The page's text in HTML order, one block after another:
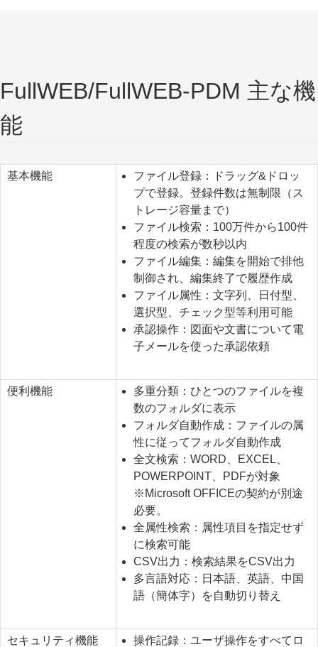
FullWEB/FullWEB-PDM 主な機
能
基本機能
ファイル登録：ドラッグ&ドロッ
プで登録。登録件数は無制限（ス
トレージ容量まで）
ファイル検索：100万件から100件
程度の検索が数秒以内
ファイル編集：編集を開始で排他
制御され、編集終了で履歴作成
ファイル属性：文字列、日付型、
選択型、チェック型等利用可能
承認操作：図面や文書について電
子メールを使った承認依頼
便利機能
多重分類：ひとつのファイルを複
数のフォルダに表示
フォルダ自動作成：ファイルの属
性に従ってフォルダ自動作成
全文検索：WORD、EXCEL、
POWERPOINT、PDFが対象
※Microsoft OFFICEの契約が別途
必要。
全属性検索：属性項目を指定せず
に検索可能
CSV出力：検索結果をCSV出力
多言語対応：日本語、英語、中国
語（簡体字）を自動切り替え
セキュリティ機能
操作記録：ユーザ操作をすべてロ